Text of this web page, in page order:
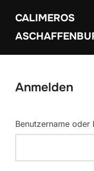
Inhalt
springen
CALIMEROS
Anmelden
Benutzername oder